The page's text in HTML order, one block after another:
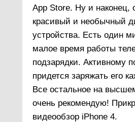
App Store. Ну и наконец,
красивый и необычный
устройства. Есть один
малое время работы
подзарядки. Активному
придется заряжать его
Все остальное на
очень рекомендую!
видеообзор iPhone 4.